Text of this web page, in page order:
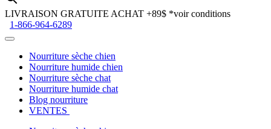
LIVRAISON GRATUITE ACHAT +89$ *voir conditions
1-866-964-6289
Nourriture sèche chien
Nourriture humide chien
Nourriture sèche chat
Nourriture humide chat
Blog nourriture
VENTES